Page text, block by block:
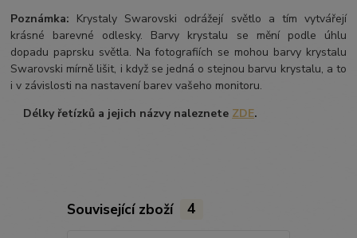
Poznámka: Krystaly Swarovski odrážejí světlo a tím vytvářejí
krásné barevné odlesky. Barvy krystalu se mění podle úhlu
dopadu paprsku světla. Na fotografiích se mohou barvy krystalu
Swarovski mírně lišit, i když se jedná o stejnou barvu krystalu, a to
i v závislosti na nastavení barev vašeho monitoru.
Délky řetízků a jejich názvy naleznete ZDE.
Související zboží 4